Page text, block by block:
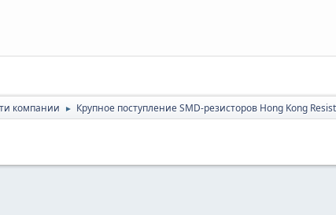
компании ► Крупное поступление SMD-резисторов Hong Kong